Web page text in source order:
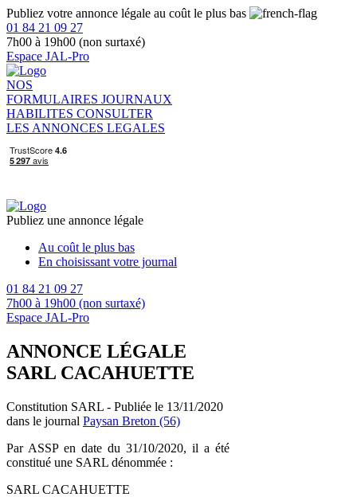
Publiez votre annonce légale au coût le plus bas
01 84 21 09 27
7h00 à 19h00 (non surtaxé)
Espace JAL-Pro
NOS
FORMULAIRES JOURNAUX
HABILITES CONSULTER
LES ANNONCES LEGALES
Publiez une annonce légale
Au coût le plus bas
En choisissant votre journal
01 84 21 09 27
7h00 à 19h00 (non surtaxé)
Espace JAL-Pro
ANNONCE LÉGALE
SARL CACAHUETTE
Constitution SARL - Publiée le 13/11/2020
dans le journal Paysan Breton (56)
Par ASSP en date du 31/10/2020, il a été
constitué une SARL dénommée :
SARL CACAHUETTE